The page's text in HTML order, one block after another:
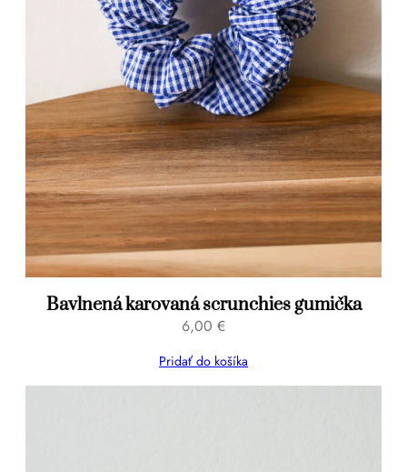
Bavlnená karovaná scrunchies gumička
6,00 €
Pridať do košíka